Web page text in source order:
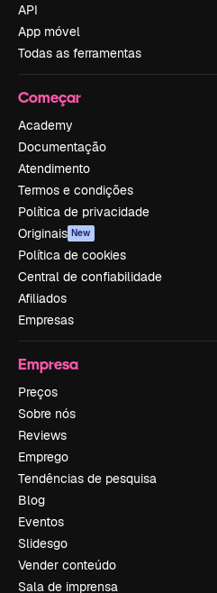
API
App móvel
Todas as ferramentas
Começar
Academy
Documentação
Atendimento
Termos e condições
Política de privacidade
Originais New
Política de cookies
Central de confiabilidade
Afiliados
Empresas
Empresa
Preços
Sobre nós
Reviews
Emprego
Tendências de pesquisa
Blog
Eventos
Slidesgo
Vender conteúdo
Sala de imprensa